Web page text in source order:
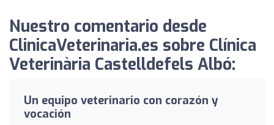
Nuestro comentario desde
ClinicaVeterinaria.es sobre Clínica
Veterinària Castelldefels Albó:
Un equipo veterinario con corazón y
vocación